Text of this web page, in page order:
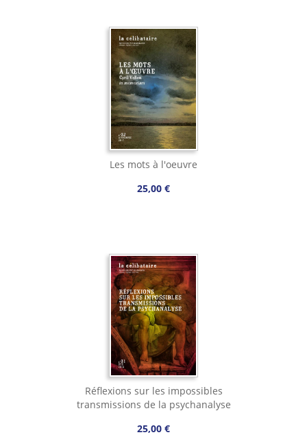
Les mots à l'oeuvre
25,00 €
Réflexions sur les impossibles
transmissions de la psychanalyse
25,00 €